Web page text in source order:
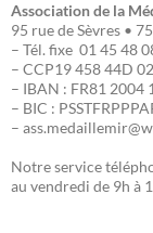
Association de la
95 rue de Sèvres •
– Tél. fixe 01 45 48
– CCP19 458 44D
– IBAN : FR81 2004
– BIC :
–
Notre service
au vendredi de 9h à